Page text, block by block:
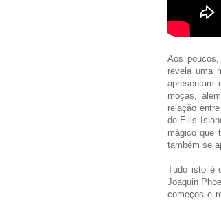
Aos
revela uma
apresentam
moças,
relação
de Ellis
mágico que
também se
Tudo isto é
Joaquin
começos e